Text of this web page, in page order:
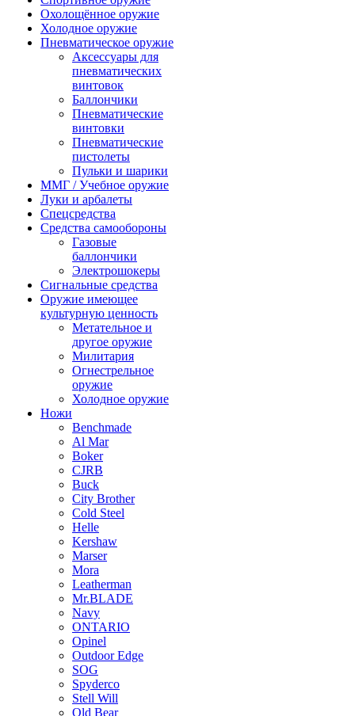
Охолощённое оружие
Холодное оружие
Пневматическое оружие
Аксессуары для
пневматических
винтовок
Баллончики
Пневматические
винтовки
Пневматические
пистолеты
Пульки и шарики
ММГ / Учебное оружие
Луки и арбалеты
Спецсредства
Средства самообороны
Газовые
баллончики
Электрошокеры
Сигнальные средства
Оружие имеющее
культурную ценность
Метательное и
другое оружие
Милитария
Огнестрельное
оружие
Холодное оружие
Ножи
Benchmade
Al Mar
Boker
CJRB
Buck
City Brother
Cold Steel
Helle
Kershaw
Marser
Mora
Leatherman
Mr.BLADE
Navy
ONTARIO
Opinel
Outdoor Edge
SOG
Spyderco
Stell Will
Old Bear